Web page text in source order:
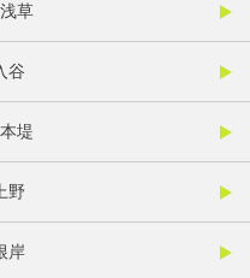
草
谷
堤
野
岸